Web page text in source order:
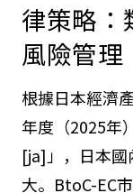
2026.04.29
Amazon
律策略：
風險管理